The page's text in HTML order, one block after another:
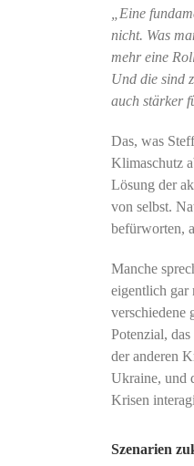
„Eine
nicht. Was
mehr eine
Und die sind
auch stärker
Das, was
Klimaschutz
Lösung der
von selbst.
befürworten,
Manche
eigentlich gar
verschiedene
Potenzial,
der anderen
Ukraine, und
Krisen
Szenarien